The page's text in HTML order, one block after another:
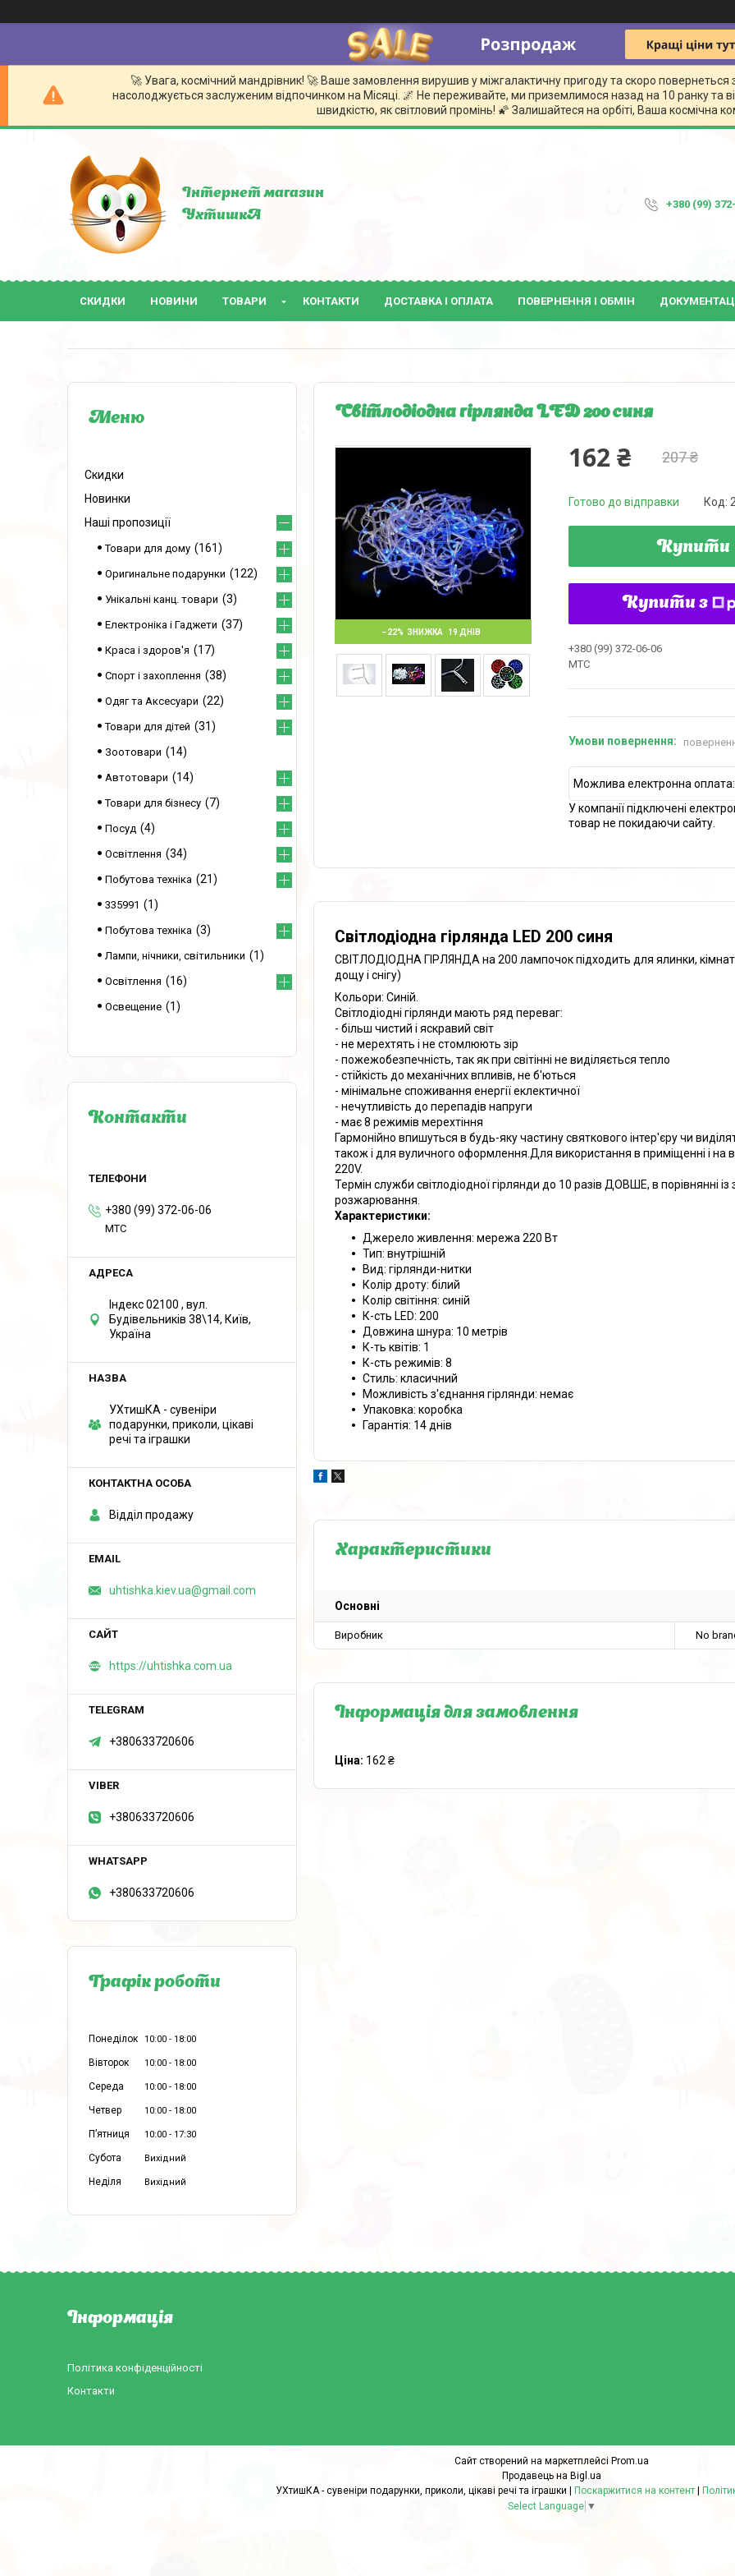
🚀 Увага, космічний мандрівник! 🚀 Ваше замовлення вирушив у міжгалактичну пригоду та скоро
насолоджується заслуженим відпочинком на Місяці. 🌌 Не переживайте, ми приземлимося назад на 10 ранку
швидкістю, як світловий промінь! 🌠 Залишайтеся на орбіті, Ваша космічна
Інтернет магазин
УхтишкА
+380 (99)
СКИДКИ НОВИНИ ТОВАРИ КОНТАКТИ ДОСТАВКА І ОПЛАТА ПОВЕРНЕННЯ І ОБМІН
Світлодіодна гірлянда LED 200 синя
–22% 19 ДНІВ
207 ₴
162 ₴
Готово до відправки Код:
Купити
Купити з
+380 (99) 372-06-06
MTC
У компанії підключені
товар не покидаючи сайту.
Світлодіодна гірлянда LED 200 синя
СВІТЛОДІОДНА ГІРЛЯНДА на 200 лампочок підходить для ялинки,
дощу і снігу)
Кольори: Синій.
Світлодіодні гірлянди мають ряд переваг:
- більш чистий і яскравий світ
- не мерехтять і не стомлюють зір
- пожежобезпечність, так як при світінні не виділяється тепло
- стійкість до механічних впливів, не б'ються
- мінімальне споживання енергії еклектичної
- нечутливість до перепадів напруги
- має 8 режимів мерехтіння
Гармонійно впишуться в будь-яку частину святкового інтер'єру чи
також і для вуличного оформлення.Для використання в приміщенні і на
220V.
Термін служби світлодіодної гірлянди до 10 разів ДОВШЕ, в порівнянні
розжарювання.
Характеристики:
Джерело живлення: мережа 220 Вт
Тип: внутрішній
Вид: гірлянди-нитки
Колір дроту: білий
Колір світіння: синій
К-сть LED: 200
Довжина шнура: 10 метрів
К-ть квітів: 1
К-сть режимів: 8
Стиль: класичний
Можливість з'єднання гірлянди: немає
Упаковка: коробка
Гарантія: 14 днів
Характеристики
Основні
Виробник No
Інформація для замовлення
Ціна: 162 ₴
Скидки
Новинки
Наші пропозиції
Товари для дому 161
Оригинальне подарунки 122
Унікальні канц. товари 3
Електроніка і Гаджети 37
Краса і здоров'я 17
Спорт і захоплення 38
Одяг та Аксесуари 22
Товари для дітей 31
Зоотовари 14
Автотовари 14
Товари для бізнесу 7
Посуд 4
Освітлення 34
Побутова техніка 21
335991 1
Побутова техніка 3
Лампи, нічники, світильники 1
Освітлення 16
Освещение 1
Контакти
+380 (99) 372-06-06
MTC
Індекс 02100 , вул.
Будівельників 38\14, Київ,
Україна
УХтишКА - сувеніри
подарунки, приколи, цікаві
речі та іграшки
Відділ продажу
uhtishka.kiev.ua@gmail.com
https://uhtishka.com.ua
+380633720606
+380633720606
+380633720606
Графік роботи
Понеділок 10:00 18:00
Вівторок 10:00 18:00
Середа 10:00 18:00
Четвер 10:00 18:00
Пʼятниця 10:00 17:30
Субота Вихідний
Неділя Вихідний
Інформація
Політика конфіденційності
Контакти
Сайт створений на маркетплейсі Prom.ua
Продавець на Bigl.ua
Поскаржитися на контент
Select Language ▼